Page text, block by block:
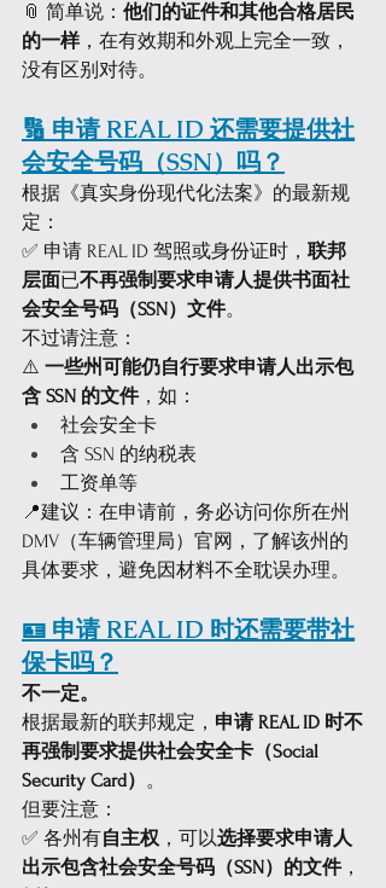
📎 简单说： 他们的证件和其他合格居民
的一样，在有效期和外观上完全一致，
没有区别对待。
🔢 申请 REAL ID 还需要提供社
会安全号码（SSN）吗？
根据《真实身份现代化法案》的最新规
定：
✅ 申请 REAL ID 驾照或身份证时， 联邦
层面已不再强制要求申请人提供书面社
会安全号码（SSN）文件。
不过请注意：
⚠️ 一些州可能仍自行要求申请人出示包
含 SSN 的文件，如：
社会安全卡
含 SSN 的纳税表
工资单等
📍建议：在申请前，务必访问你所在州
DMV（车辆管理局）官网，了解该州的
具体要求，避免因材料不全耽误办理。
🪪 申请 REAL ID 时还需要带社
保卡吗？
不一定。
根据最新的联邦规定， 申请 REAL ID 时不
再强制要求提供社会安全卡（Social
Security Card） 。
但要注意：
✅ 各州有自主权 ，可以选择要求申请人
出示包含社会安全号码（SSN）的文件，